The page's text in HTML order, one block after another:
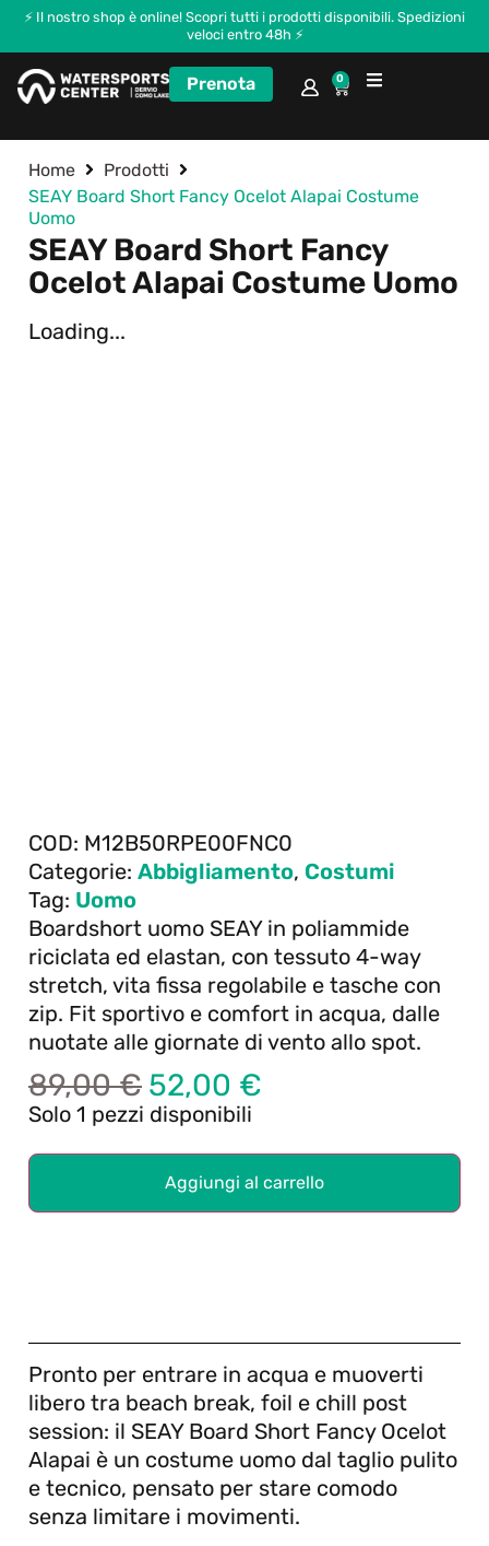
⚡ Il nostro shop è online! Scopri tutti i prodotti disponibili. Spedizioni
veloci entro 48h ⚡
Prenota 0
Home
Prodotti
SEAY Board Short Fancy Ocelot Alapai Costume
Uomo
SEAY Board Short Fancy
Ocelot Alapai Costume Uomo
Loading...
COD: M12B50RPE00FNC0
Categorie: Abbigliamento, Costumi
Tag: Uomo
Boardshort uomo SEAY in poliammide
riciclata ed elastan, con tessuto 4-way
stretch, vita fissa regolabile e tasche con
zip. Fit sportivo e comfort in acqua, dalle
nuotate alle giornate di vento allo spot.
89,00€ 52,00 €
Solo 1 pezzi disponibili
Aggiungi al carrello
Pronto per entrare in acqua e muoverti
libero tra beach break, foil e chill post
session: il SEAY Board Short Fancy Ocelot
Alapai è un costume uomo dal taglio pulito
e tecnico, pensato per stare comodo
senza limitare i movimenti.